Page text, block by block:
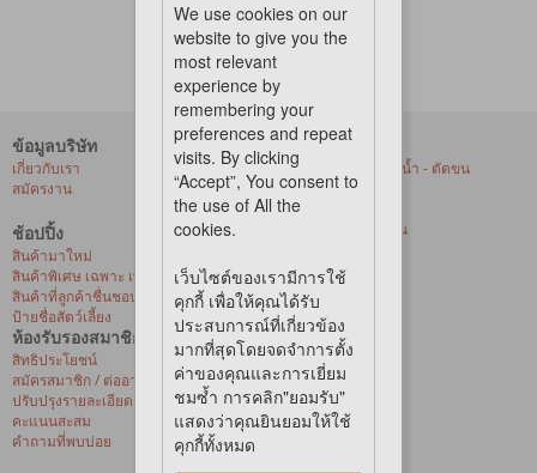
ข้อมูลบริษัท
เกี่ยวกับเรา
สมัครงาน
ช้อปปิ้ง
สินค้ามาใหม่
สินค้าพิเศษ เฉพาะ เพ็ท เลิฟเวอร์ เซ็นเตอร์
สินค้าที่ลูกค้าชื่นชอบ
ป้ายชื่อสัตว์เลี้ยง
บริการของเรา
ศูนย์ให้บริการอาบน้ำ - ตัดขน
สัตว์เลี้ยงที่ร้านค้า
การจัดส่งด่วน
บริการจัดส่งถึงบ้าน
ห้องรับรองสมาชิก
สิทธิประโยชน์
สมัครสมาชิก / ต่ออายุ / เปิดใช้งานบัตรวีไอพี
ปรับปรุงรายละเอียดส่วนบุคคล
คะแนนสะสม
คำถามที่พบบ่อย
We use cookies on our
website to give you the
most relevant
experience by
remembering your
preferences and repeat
visits. By clicking
“Accept”, You consent to
the use of All the
cookies.
เว็บไซต์ของเรามีการใช้
คุกกี้ เพื่อให้คุณได้รับ
ประสบการณ์ที่เกี่ยวข้อง
มากที่สุดโดยจดจำการตั้ง
ค่าของคุณและการเยี่ยม
ชมซ้ำ การคลิก"ยอมรับ"
แสดงว่าคุณยินยอมให้ใช้
คุกกี้ทั้งหมด